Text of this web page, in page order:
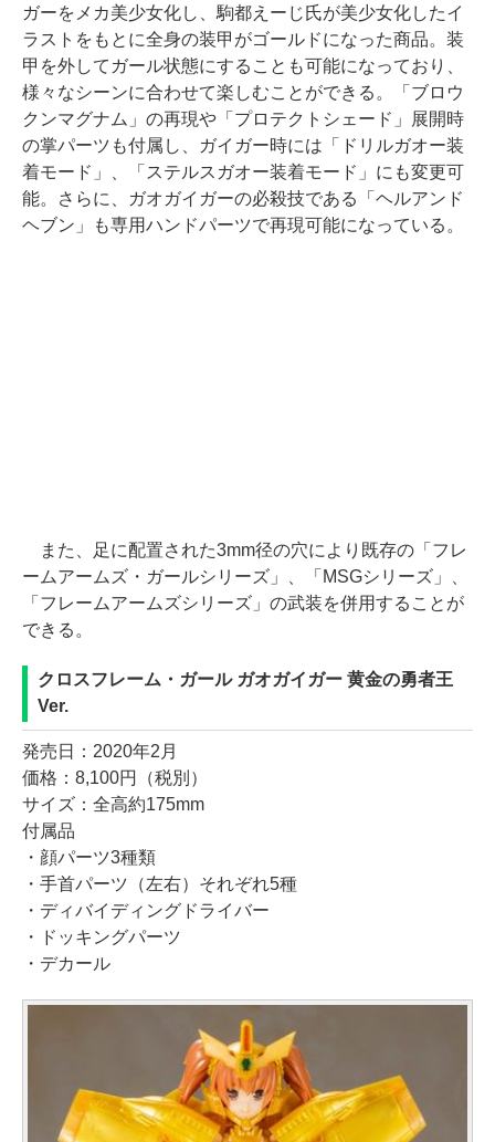
ガーをメカ美少女化し、駒都えーじ氏が美少女化したイ
ラストをもとに全身の装甲がゴールドになった商品。装
甲を外してガール状態にすることも可能になっており、
様々なシーンに合わせて楽しむことができる。「ブロウ
クンマグナム」の再現や「プロテクトシェード」展開時
の掌パーツも付属し、ガイガー時には「ドリルガオー装
着モード」、「ステルスガオー装着モード」にも変更可
能。さらに、ガオガイガーの必殺技である「ヘルアンド
ヘブン」も専用ハンドパーツで再現可能になっている。
また、足に配置された3mm径の穴により既存の「フレ
ームアームズ・ガールシリーズ」、「MSGシリーズ」、
「フレームアームズシリーズ」の武装を併用することが
できる。
クロスフレーム・ガール ガオガイガー 黄金の勇者王
Ver.
発売日：2020年2月
価格：8,100円（税別）
サイズ：全高約175mm
付属品
・顔パーツ3種類
・手首パーツ（左右）それぞれ5種
・ディバイディングドライバー
・ドッキングパーツ
・デカール